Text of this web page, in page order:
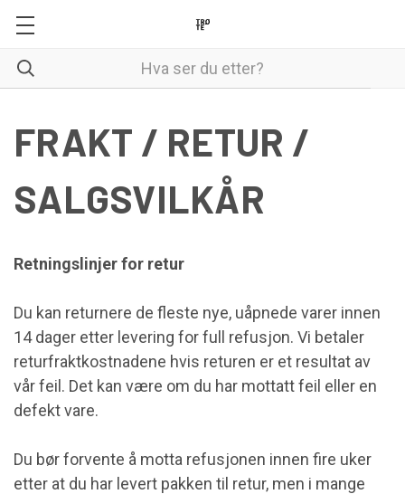
FRAKT / RETUR /
SALGSVILKÅR
Retningslinjer for retur
Du kan returnere de fleste nye, uåpnede varer innen
14 dager etter levering for full refusjon. Vi betaler
returfraktkostnadene hvis returen er et resultat av
vår feil. Det kan være om du har mottatt feil eller en
defekt vare.
Du bør forvente å motta refusjonen innen fire uker
etter at du har levert pakken til retur, men i mange